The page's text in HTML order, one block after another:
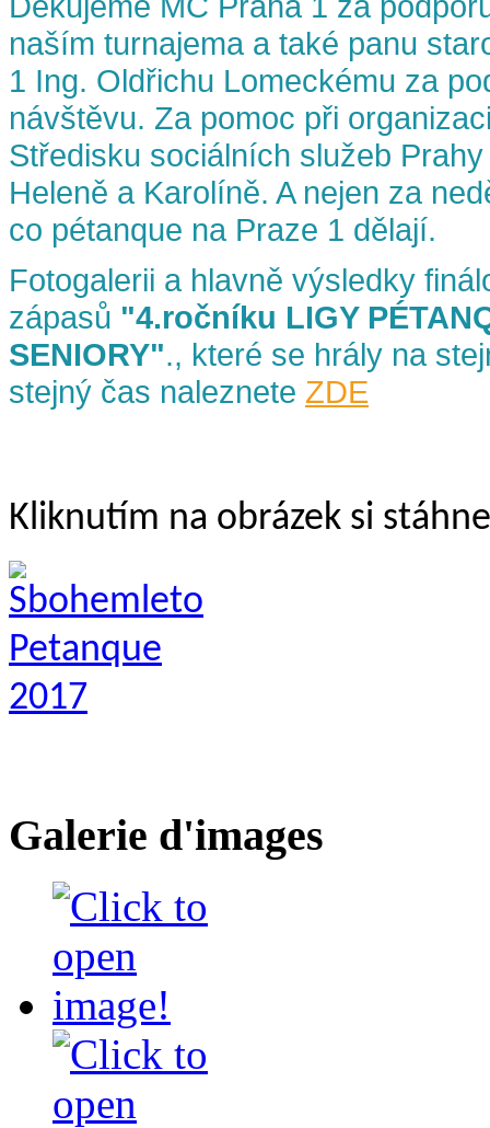
naším turnajema a také panu
1 Ing. Oldřichu Lomeckému za
návštěvu. Za pomoc při
Středisku sociálních služeb
Heleně a Karolíně. A nejen za
co pétanque na Praze 1 dělají.
Fotogalerii a hlavně výsledky
zápasů "4.ročníku LIGY
SENIORY"., které se hrály na
stejný čas naleznete ZDE
Kliknutím na obrázek si
Galerie d'images